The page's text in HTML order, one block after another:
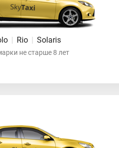
| Rio | Solaris
не старше 8 лет